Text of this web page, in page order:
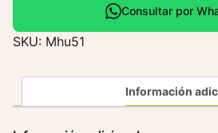
t
r
e
Consultar por
SKU: Mhu51
Información